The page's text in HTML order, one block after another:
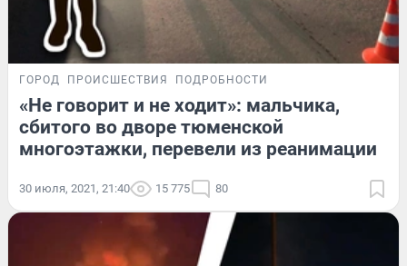
ГОРОД ПРОИСШЕСТВИЯ ПОДРОБНОСТИ
«Не говорит и не ходит»: мальчика,
сбитого во дворе тюменской
многоэтажки, перевели из реанимации
30 июля, 2021, 21:40 15 775 80